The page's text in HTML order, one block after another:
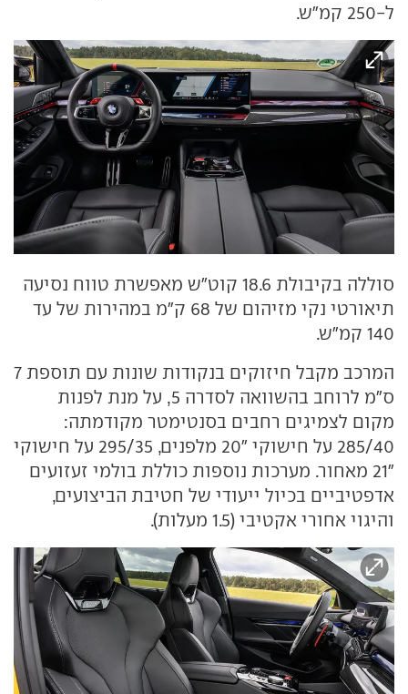
ל-250 קמ"ש.
סוללה בקיבולת 18.6 קוט"ש מאפשרת טווח נסיעה
תיאורטי נקי מזיהום של 68 ק"מ במהירות של עד
140 קמ"ש.
המרכב מקבל חיזוקים בנקודות שונות עם תוספת 7
ס"מ לרוחב בהשוואה לסדרה 5, על מנת לפנות
מקום לצמיגים רחבים בסנטימטר מקודמתה:
285/40 על חישוקי "20 מלפנים, 295/35 על חישוקי
"21 מאחור. מערכות נוספות כוללת בולמי זעזועים
אדפטיביים בכיול ייעודי של חטיבת הביצועים,
והיגוי אחורי אקטיבי (1.5 מעלות).